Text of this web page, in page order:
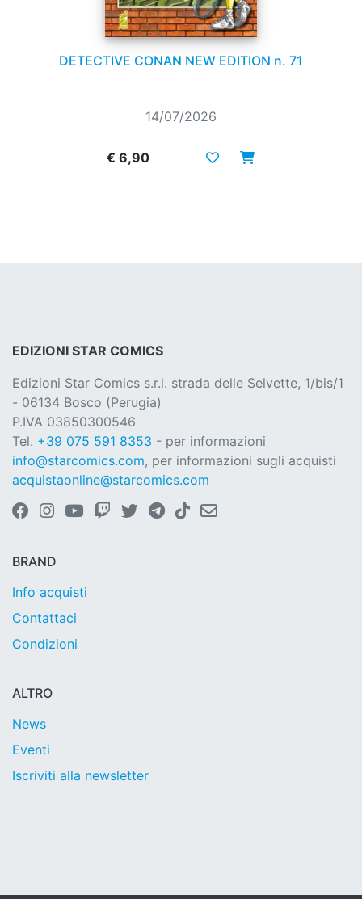
DETECTIVE CONAN NEW EDITION n. 71
14/07/2026
€ 6,90
EDIZIONI STAR COMICS
Edizioni Star Comics s.r.l. strada delle Selvette, 1/bis/1
- 06134 Bosco (Perugia)
P.IVA 03850300546
Tel. +39 075 591 8353 - per informazioni
info@starcomics.com, per informazioni sugli acquisti
acquistaonline@starcomics.com
BRAND
Info acquisti
Contattaci
Condizioni
ALTRO
News
Eventi
Iscriviti alla newsletter